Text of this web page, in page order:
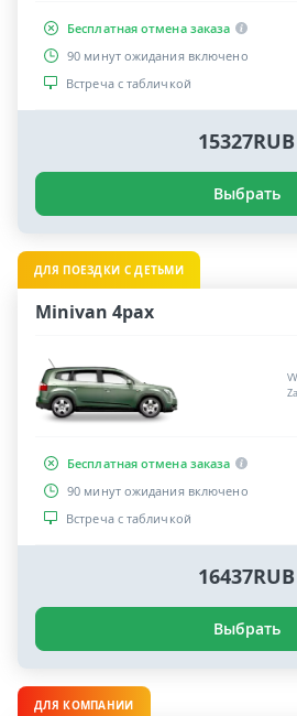
Бесплатная отмена заказа
90 минут ожидания включено
Встреча с табличкой
15327RUB
Выбрать
ДЛЯ ПОЕЗДКИ С ДЕТЬМИ
Minivan 4pax
Бесплатная отмена заказа
90 минут ожидания включено
Встреча с табличкой
16437RUB
Выбрать
ДЛЯ КОМПАНИИ